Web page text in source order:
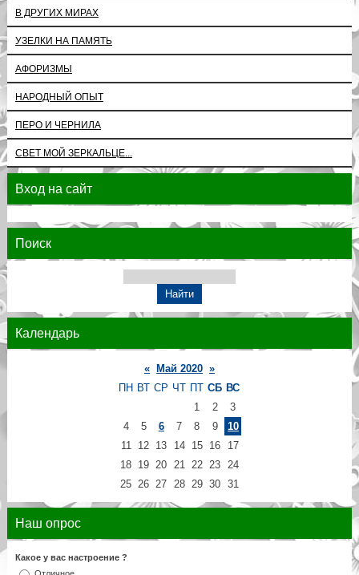
В ДРУГИХ МИРАХ
УЗЕЛКИ НА ПАМЯТЬ
АФОРИЗМЫ
НАРОДНЫЙ ОПЫТ
ПЕРО И ЧЕРНИЛА
СВЕТ МОЙ ЗЕРКАЛЬЦЕ...
Вход на сайт
Поиск
Календарь
« Май 2020 »
ПН ВТ СР ЧТ ПТ СБ ВС
1
2
3
4
5 6 7 8 9
10
11
12 13 14 15 16
17
18 19 20 21 22 23
24
25 26 27 28 29 30 31
Наш опрос
Какое у вас настроение ?
Отличное